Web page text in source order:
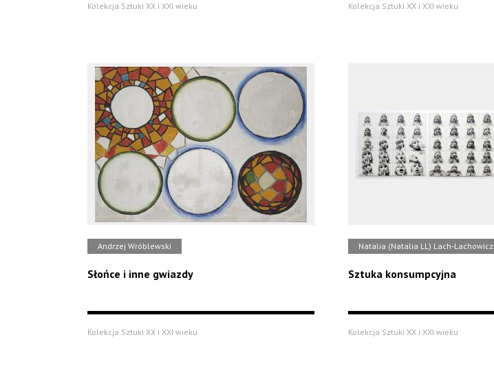
Kolekcja Sztuki XX i XXI wieku Kolekcja Sztuki XX i XXI wieku
Andrzej Wróblewski
Słońce i inne gwiazdy
Kolekcja Sztuki XX i XXI wieku
Natalia (Natalia LL) Lach-Lachowicz
Sztuka konsumpcyjna
Kolekcja Sztuki XX i XXI wieku